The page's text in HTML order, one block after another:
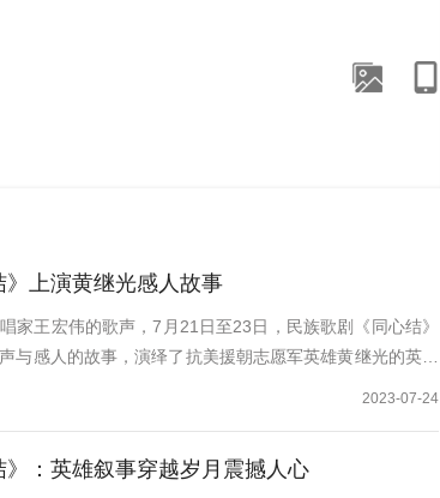
，从英雄故里到烈士陵园，我们一路以歌声致敬
》上演黄继光感人故事
家王宏伟的歌声，7月21日至23日，民族歌剧《同心结》
与感人的故事，演绎了抗美援朝志愿军英雄黄继光的英雄
2023-07-24
》：英雄叙事穿越岁月震撼人心